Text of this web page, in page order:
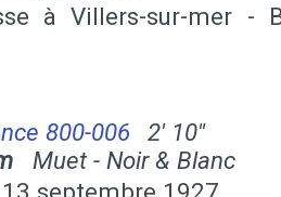
à Villers-sur-mer -
800-006
2' 10''
Muet - Noir & Blanc
13 septembre 1927